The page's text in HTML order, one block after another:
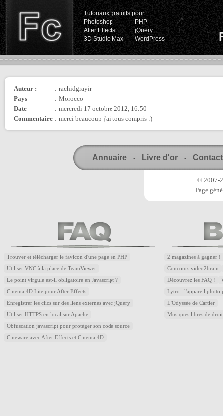
Tutoriaux gratuits pour :
Photoshop
PHP
After Effects
jQuery
3D Studio Max
WordPress
Auteur : : rachidgrayir
Pays
: Morocco
Date
: mercredi 17 octobre 2012, 16:50
Commentaire : merci beaucoup j'ai tous compris :)
Annuaire - Livre d'or - Contact
© 2007-
Page
Trouver et télécharger le favicon d'une page en PHP
Utiliser VNC à la place de TeamViewer
Le point virgule est-il obligatoire en Javascript ?
Cinema 4D Lite pour After Effects
Enregistrer les clics sur des liens externes avec jQuery
Utiliser HTTPS en local sur Apache
Obfuscation javascript pour protéger son code source
Cineware avec After Effects et Cinema 4D
2 magazines à gagner !
Concours video2brain
Découvrez les FAQ !
Lytro : l'appareil photo
L'Odyssée de Cartier
Musiques libres de